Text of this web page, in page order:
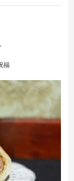
福